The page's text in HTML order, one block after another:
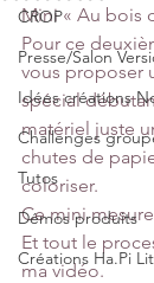
CROP
Presse/Salon
Idées créations
Challenges
Tutos
Démos produits
Créations Ha.Pi
Mini « Au bois
Pour ce
vous proposer
spécial
matériel juste
chutes de
coloriser.
Ce mini
Et tout le
ma vidéo.